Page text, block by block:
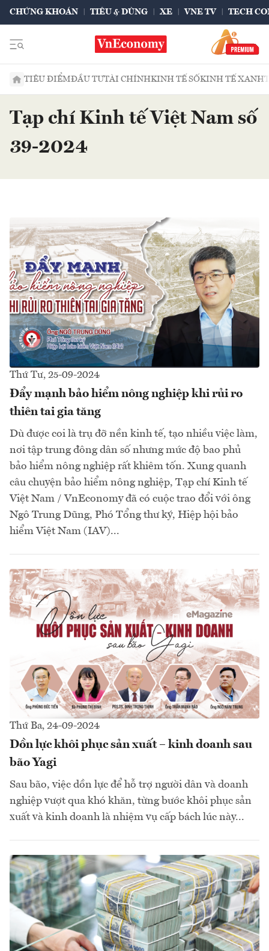
CHỨNG KHOÁN TIÊU & DÙNG XE VNE TV TECH
TIÊU ĐIỂMĐẦU TƯTÀI CHÍNHKINH TẾ SỐKINH TẾ XANH
Tạp chí Kinh tế Việt Nam số
39-2024
Thứ Tư, 25-09-2024
Đẩy mạnh bảo hiểm nông nghiệp khi rủi ro
thiên tai gia tăng
Dù được coi là trụ đỡ nền kinh tế, tạo nhiều việc làm,
nơi tập trung đông dân số nhưng mức độ bao phủ
bảo hiểm nông nghiệp rất khiêm tốn. Xung quanh
câu chuyện bảo hiểm nông nghiệp, Tạp chí Kinh tế
Việt Nam / VnEconomy đã có cuộc trao đổi với ông
Ngô Trung Dũng, Phó Tổng thư ký, Hiệp hội bảo
hiểm Việt Nam (IAV)...
Thứ Ba, 24-09-2024
Dồn lực khôi phục sản xuất – kinh doanh sau
bão Yagi
Sau bão, việc dồn lực để hỗ trợ người dân và doanh
nghiệp vượt qua khó khăn, từng bước khôi phục sản
xuất và kinh doanh là nhiệm vụ cấp bách lúc này...